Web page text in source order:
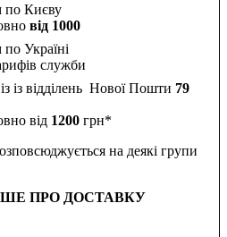
по Києву
від 1000
Україні
служби
із відділень Нової Пошти 79
від 1200 грн*
на деякі групи
ПРО ДОСТАВКУ